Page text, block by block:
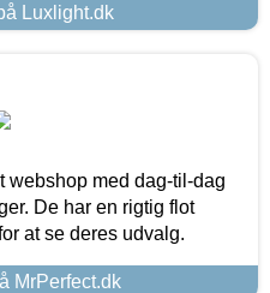
Luxlight.dk
webshop med dag-til-dag
De har en rigtig flot
at se deres udvalg.
MrPerfect.dk